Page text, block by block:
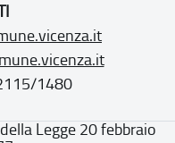
1480
Legge 20 febbraio